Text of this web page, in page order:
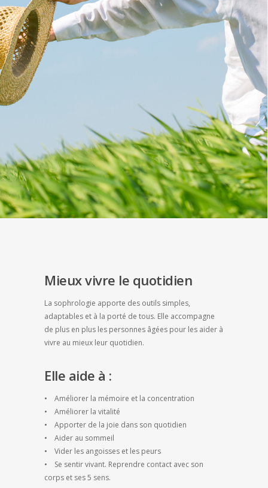
Mieux vivre le quotidien
La sophrologie apporte des outils simples,
adaptables et à la porté de tous. Elle accompagne
de plus en plus les personnes âgées pour les aider à
vivre au mieux leur quotidien.
Elle aide à :
• Améliorer la mémoire et la concentration
• Améliorer la vitalité
• Apporter de la joie dans son quotidien
• Aider au sommeil
• Vider les angoisses et les peurs
• Se sentir vivant. Reprendre contact avec son
corps et ses 5 sens.